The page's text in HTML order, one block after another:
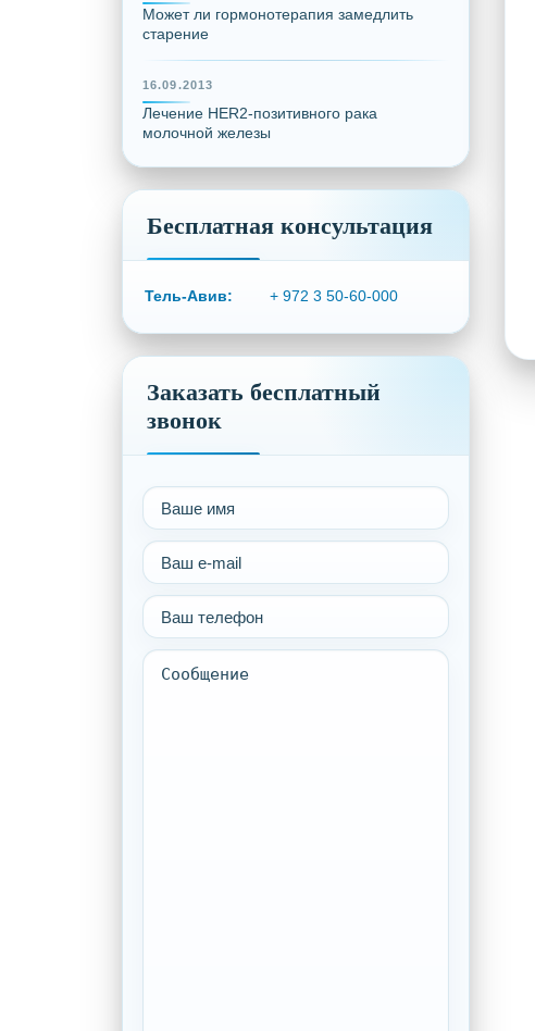
Может ли гормонотерапия замедлить
старение
16.09.2013
Лечение HER2-позитивного рака
молочной железы
Бесплатная консультация
Тель-Авив: + 972 3 50-60-000
Заказать бесплатный
звонок